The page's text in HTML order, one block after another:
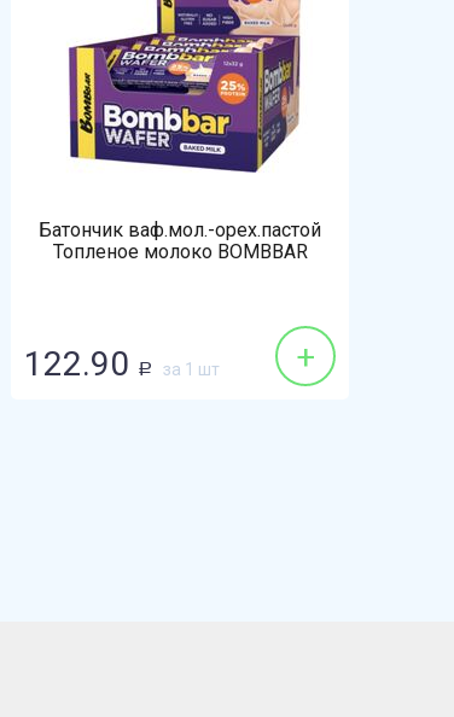
Батончик ваф.мол.-орех.пастой
Топленое молоко BOMBBAR
122.90 Р за 1 шт +